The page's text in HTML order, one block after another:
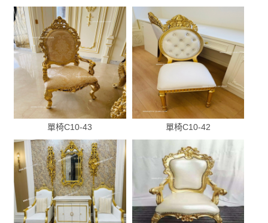
單椅C10-43 單椅C10-42